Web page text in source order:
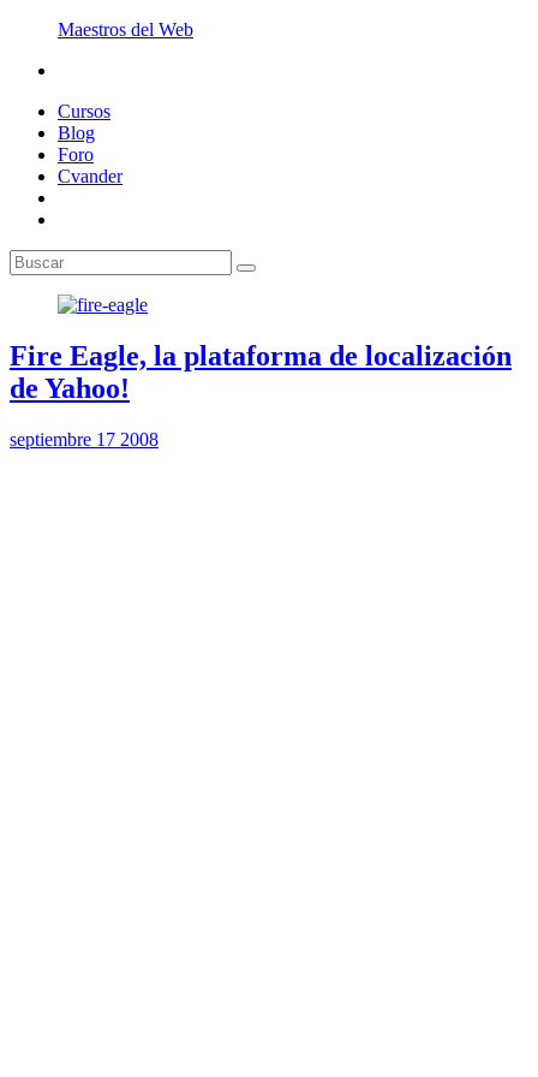
Maestros del Web
Cursos
Blog
Foro
Cvander
Fire Eagle, la plataforma de localización
de Yahoo!
septiembre 17 2008